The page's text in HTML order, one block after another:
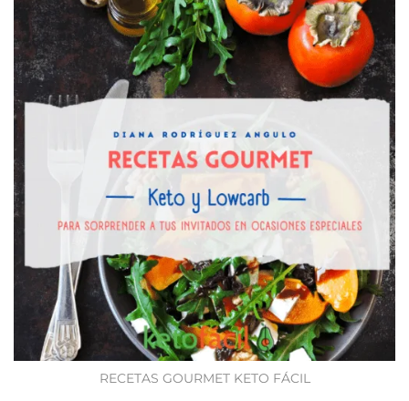
RECETAS GOURMET KETO FÁCIL